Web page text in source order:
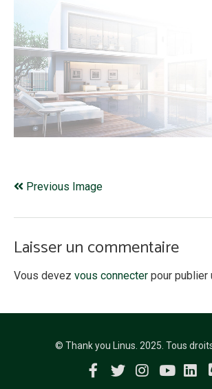
Previous Image
Laisser un commentaire
Vous devez vous connecter pour publier
© Thank you Linus. 2025. Tous